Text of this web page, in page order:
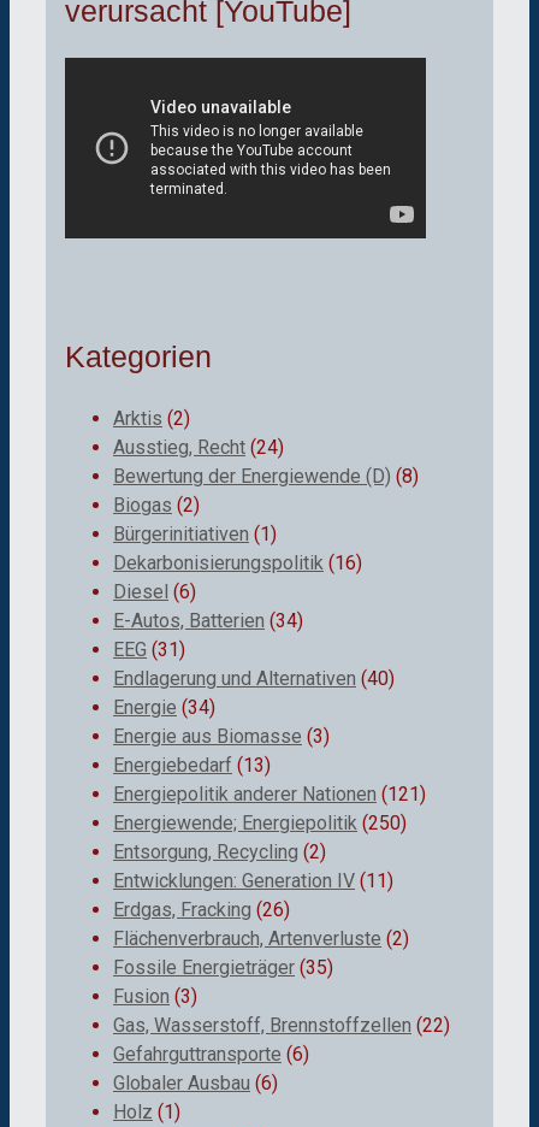
verursacht [YouTube]
Kategorien
Arktis (2)
Ausstieg, Recht (24)
Bewertung der Energiewende (D) (8)
Biogas (2)
Bürgerinitiativen (1)
Dekarbonisierungspolitik (16)
Diesel (6)
E-Autos, Batterien (34)
EEG (31)
Endlagerung und Alternativen (40)
Energie (34)
Energie aus Biomasse (3)
Energiebedarf (13)
Energiepolitik anderer Nationen (121)
Energiewende; Energiepolitik (250)
Entsorgung, Recycling (2)
Entwicklungen: Generation IV (11)
Erdgas, Fracking (26)
Flächenverbrauch, Artenverluste (2)
Fossile Energieträger (35)
Fusion (3)
Gas, Wasserstoff, Brennstoffzellen (22)
Gefahrguttransporte (6)
Globaler Ausbau (6)
Holz (1)